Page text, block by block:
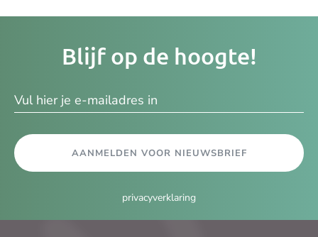
Blijf op de hoogte!
AANMELDEN VOOR NIEUWSBRIEF
privacyverklaring